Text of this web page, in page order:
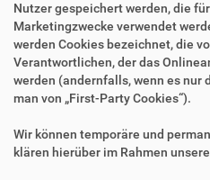
Nutzer gespeichert werden, die
Marketingzwecke verwendet
werden Cookies bezeichnet, die
Verantwortlichen, der das
werden (andernfalls, wenn es nur
man von „First-Party Cookies“).
Wir können temporäre und
klären hierüber im Rahmen